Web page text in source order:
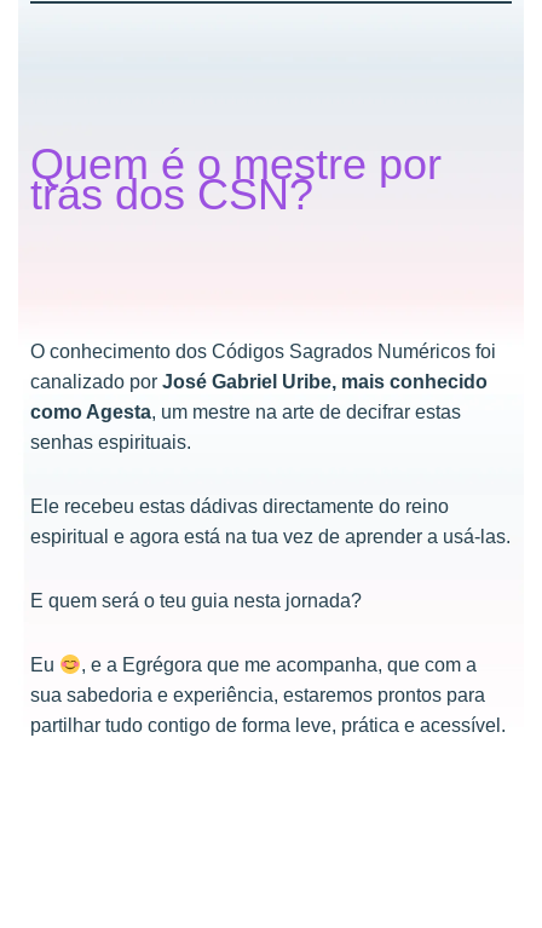
Quem é o mestre por
trás dos CSN?
O conhecimento dos Códigos Sagrados Numéricos foi
canalizado por José Gabriel Uribe, mais conhecido
como Agesta, um mestre na arte de decifrar estas
senhas espirituais.
Ele recebeu estas dádivas directamente do reino
espiritual e agora está na tua vez de aprender a usá-las.
E quem será o teu guia nesta jornada?
Eu
, e a Egrégora que me acompanha, que com a
sua sabedoria e experiência, estaremos prontos para
partilhar tudo contigo de forma leve, prática e acessível.